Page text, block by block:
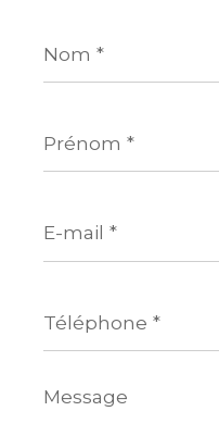
*
*
mail
*
*
Message
*